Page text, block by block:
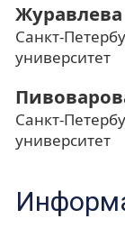
Журавлева
Санкт-
университет
Санкт-
университет